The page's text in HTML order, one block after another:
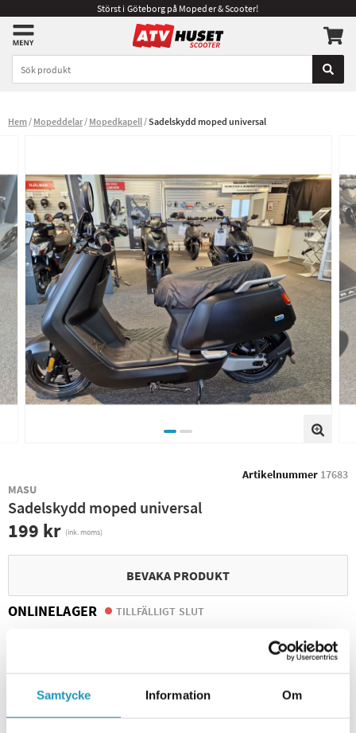
Samtycke Information Om
Störst i Göteborg på Mopeder & Scooter!
Hem Mopeddelar Mopedkapell Sadelskydd moped universal
Artikelnummer 17683
MASU
Sadelskydd moped universal
199 kr (ink. moms)
BEVAKA PRODUKT
ONLINELAGER TILLFÄLLIGT SLUT
Spara produkt
Frågor om produkten?